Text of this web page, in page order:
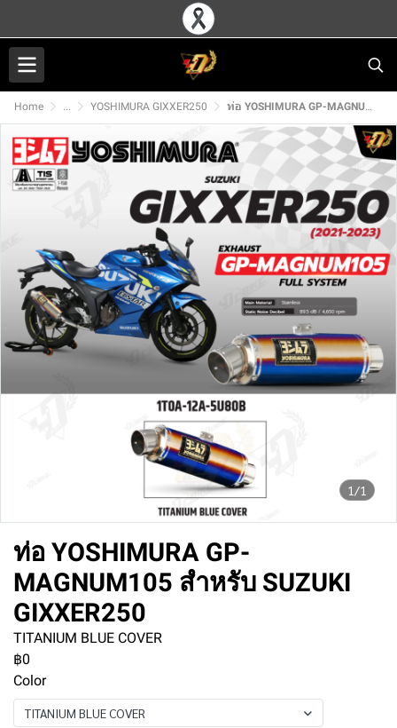
Home ... YOSHIMURA GIXXER250 ท่อ YOSHIMURA GP-MAGNUM105 สำหรับ SUZUKI GIXXER250
1/1
ท่อ YOSHIMURA GP-
MAGNUM105 สำหรับ SUZUKI
GIXXER250
TITANIUM BLUE COVER
฿0
Color
TITANIUM BLUE COVER